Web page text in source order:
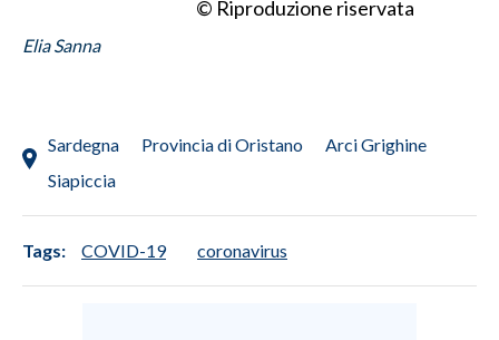
© Riproduzione riservata
Elia Sanna
Sardegna Provincia di Oristano
Arci Grighine
Siapiccia
Tags: COVID-19 coronavirus